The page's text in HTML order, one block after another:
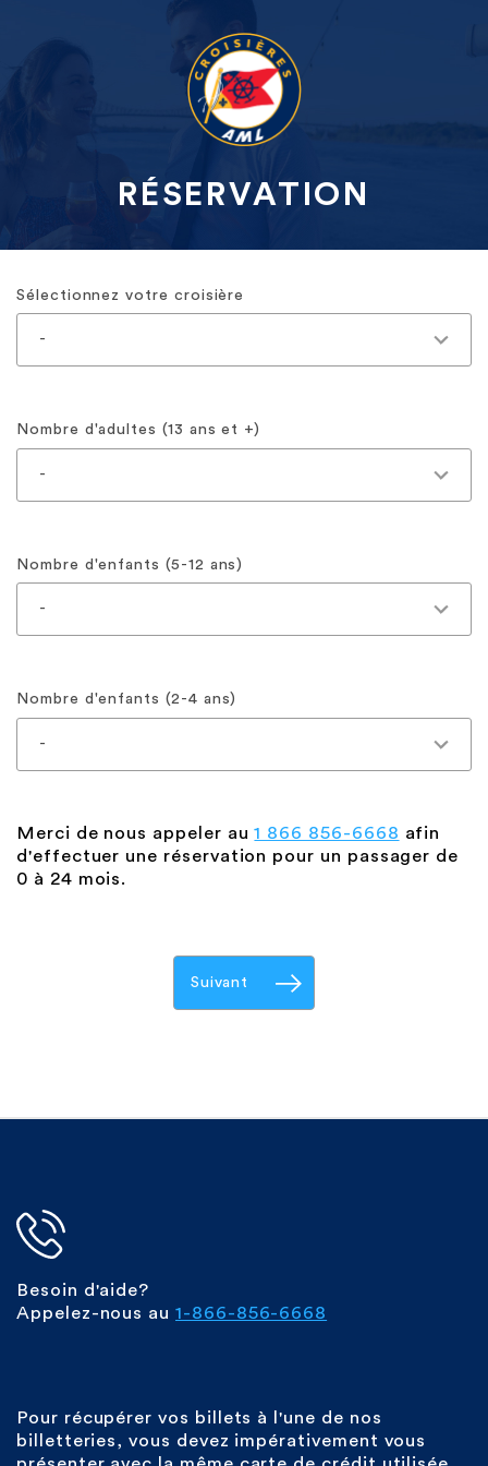
RÉSERVATION
Sélectionnez votre croisière
Nombre d'adultes (13 ans et +)
Nombre d'enfants (5-12 ans)
Nombre d'enfants (2-4 ans)
Merci de nous appeler au1 866 856-6668 afin
d'effectuer une réservation pour un passager de
0 à 24 mois.
Suivant
Besoin d'aide?
Appelez-nous au 1-866-856-6668
Pour récupérer vos billets à l'une de nos
billetteries, vous devez impérativement vous